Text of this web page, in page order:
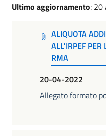
Ultimo aggiornamento: 20
ALIQUOTA
ALL'IRPEF
RMA
20-04-2022
Allegato formato